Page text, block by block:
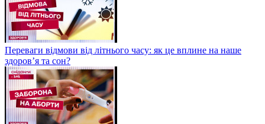
Переваги відмови від літнього часу: як це вплине на наше
здоров’я та сон?